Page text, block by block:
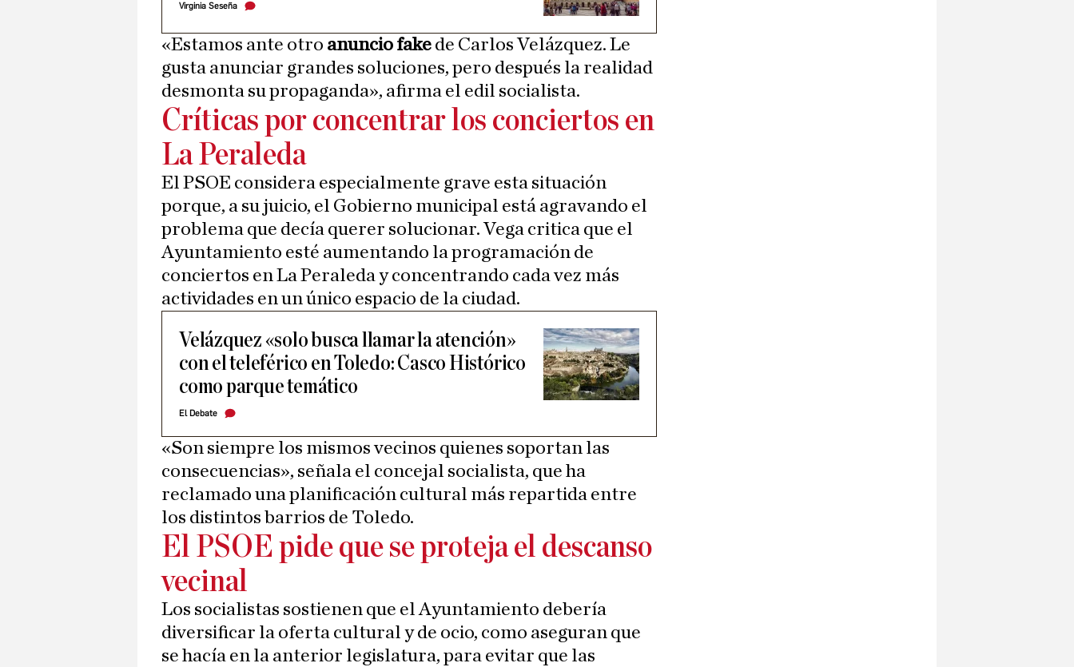
Virginia Seseña
«Estamos ante otro anuncio fake de Carlos Velázquez. Le
gusta anunciar grandes soluciones, pero después la realidad
desmonta su propaganda», afirma el edil socialista.
Críticas por concentrar los conciertos en
La Peraleda
El PSOE considera especialmente grave esta situación
porque, a su juicio, el Gobierno municipal está agravando el
problema que decía querer solucionar. Vega critica que el
Ayuntamiento esté aumentando la programación de
conciertos en La Peraleda y concentrando cada vez más
actividades en un único espacio de la ciudad.
Velázquez «solo busca llamar la atención»
con el teleférico en Toledo: Casco Histórico
como parque temático
El Debate
«Son siempre los mismos vecinos quienes soportan las
consecuencias», señala el concejal socialista, que ha
reclamado una planificación cultural más repartida entre
los distintos barrios de Toledo.
El PSOE pide que se proteja el descanso
vecinal
Los socialistas sostienen que el Ayuntamiento debería
diversificar la oferta cultural y de ocio, como aseguran que
se hacía en la anterior legislatura, para evitar que las